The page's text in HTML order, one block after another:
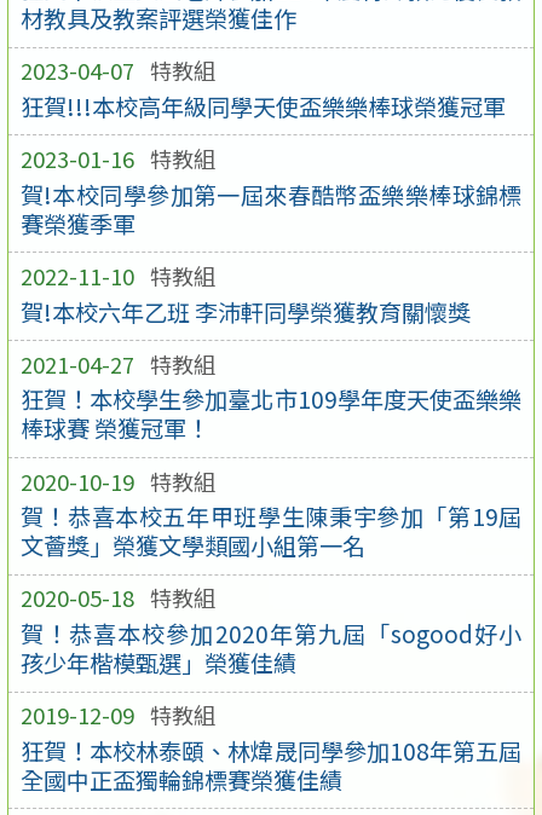
材教具及教案評選榮獲佳作
2023-04-07 特教組
狂賀!!!本校高年級同學天使盃樂樂棒球榮獲冠軍
2023-01-16 特教組
賀!本校同學參加第一屆來春酷幣盃樂樂棒球錦標
賽榮獲季軍
2022-11-10 特教組
賀!本校六年乙班 李沛軒同學榮獲教育關懷獎
2021-04-27 特教組
狂賀！本校學生參加臺北市109學年度天使盃樂樂
棒球賽 榮獲冠軍！
2020-10-19 特教組
賀！恭喜本校五年甲班學生陳秉宇參加「第19屆
文薈獎」榮獲文學類國小組第一名
2020-05-18 特教組
賀！恭喜本校參加2020年第九屆「sogood好小
孩少年楷模甄選」榮獲佳績
2019-12-09 特教組
狂賀！本校林泰頤、林煒晟同學參加108年第五屆
全國中正盃獨輪錦標賽榮獲佳績